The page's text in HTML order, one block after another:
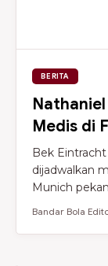
BERITA
Medis di
Bek
dijadwalkan
Munich
Bandar Bola